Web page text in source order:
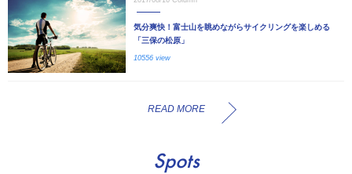
気分爽快！富士山を眺めながらサイクリングを楽しめる
「三保の松原」
10556 view
READ MORE
Spots